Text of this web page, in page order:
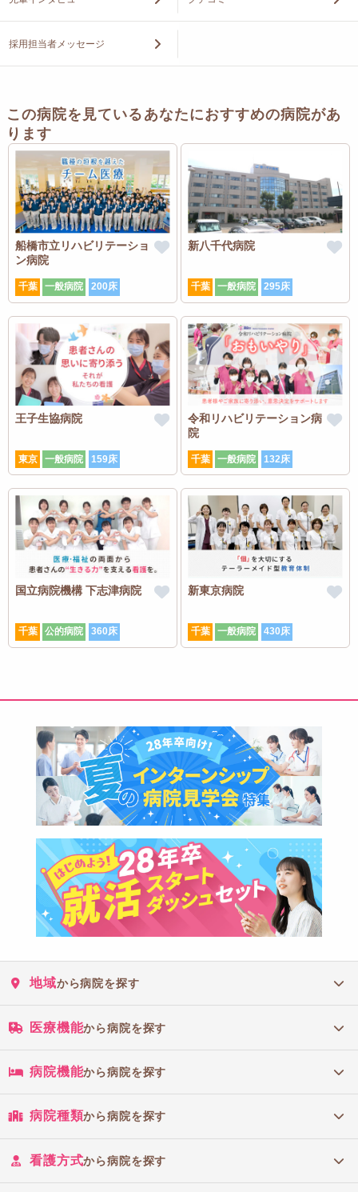
採用担当者メッセージ
この病院を見ているあなたにおすすめの病院があ
ります
船橋市立リハビリテーショ
ン病院
千葉 一般病院 200床
新八千代病院
千葉 一般病院 295床
王子生協病院
東京 一般病院 159床
令和リハビリテーション病
院
千葉 一般病院 132床
国立病院機構 下志津病院
千葉 公的病院 360床
新東京病院
千葉 一般病院 430床
地域から病院を探す
医療機能から病院を探す
病院機能から病院を探す
病院種類から病院を探す
看護方式から病院を探す